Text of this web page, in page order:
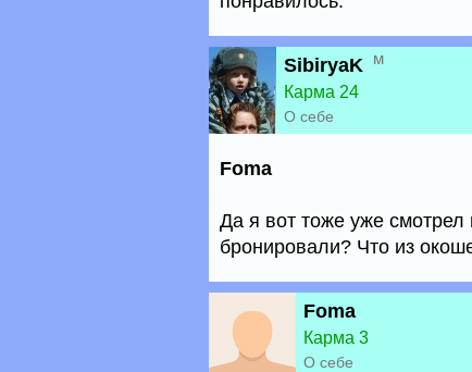
SibiryaK м
Карма 24
О себе
Foma
Да я вот тоже уже
бронировали? Что из
Foma
Карма 3
О себе